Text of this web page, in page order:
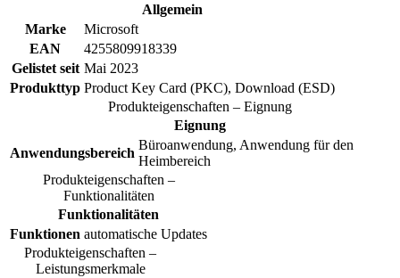
Allgemein
Marke
Microsoft
EAN
4255809918339
Gelistet seit Mai 2023
Produkttyp Product Key Card (PKC), Download (ESD)
Produkteigenschaften – Eignung
Eignung
Anwendungsbereich
Büroanwendung, Anwendung für den
Heimbereich
Produkteigenschaften –
Funktionalitäten
Funktionalitäten
Funktionen automatische Updates
Produkteigenschaften –
Leistungsmerkmale